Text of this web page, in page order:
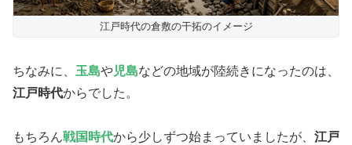
江戸時代の倉敷の干拓のイメージ
ちなみに、 玉島や児島などの地域が陸続きになったのは、
江戸時代からでした。
もちろん戦国時代から少しずつ始まっていましたが、 江戸